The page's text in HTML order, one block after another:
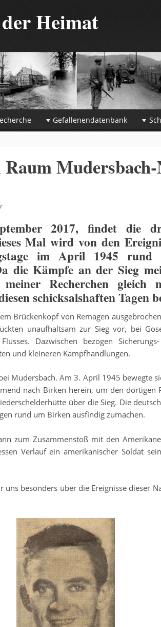
Heimat
Gefallenendatenbank
2017, findet die
Mal wird von den
im April 1945 rund
die Kämpfe an der Sieg
Recherchen gleich
schicksalshaften Tagen
Brückenkopf von Remagen
unaufhaltsam zur Sieg vor, bei
Dazwischen bezogen
und kleineren Kampfhandlungen.
Mudersbach. Am 3. April 1945 bewegte
nach Birken herein, um den dortigen
über die Sieg. Die
rund um Birken ausfindig zumachen.
zum Zusammenstoß mit den
Verlauf ein amerikanischer Soldat
besonders über die Ereignisse dieser